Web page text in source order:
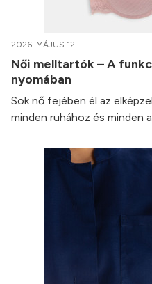
2026. MÁJUS 12.
Női melltartók – A
nyomában
Sok nő fejében él az
minden ruhához és minden